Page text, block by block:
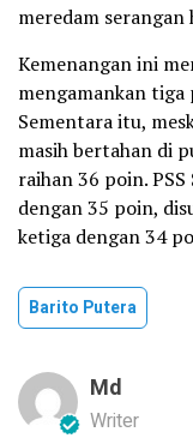
meredam
Kemenangan ini
mengamankan
Sementara itu,
masih bertahan di
raihan 36 poin.
dengan 35 poin,
ketiga dengan 34
Barito Putera
Md
Writer